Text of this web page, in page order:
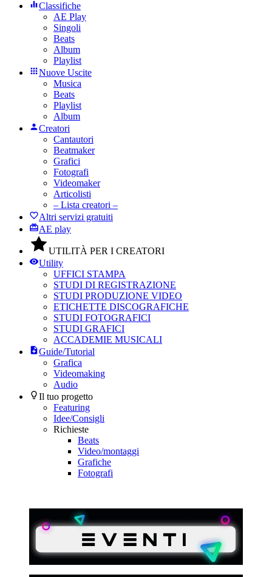
Classifiche
AE Play
Singoli
Beats
Album
Playlist
Nuove Uscite
Musica
Beats
Playlist
Album
Creatori
Cantautori
Beatmaker
Grafici
Fotografi
Videomaker
Articolisti
– Lista creatori –
Altri servizi gratuiti
AE play
UTILITÀ PER I CREATORI
Utility
UFFICI STAMPA
STUDI DI REGISTRAZIONE
STUDI PRODUZIONE VIDEO
ETICHETTE DISCOGRAFICHE
STUDI FOTOGRAFICI
STUDI GRAFICI
ACCADEMIE MUSICALI
Guide/Tutorial
Grafica
Videomaking
Audio
Il tuo progetto
Featuring
Idee/Consigli
Richieste
Beats
Video/montaggi
Grafiche
Fotografi